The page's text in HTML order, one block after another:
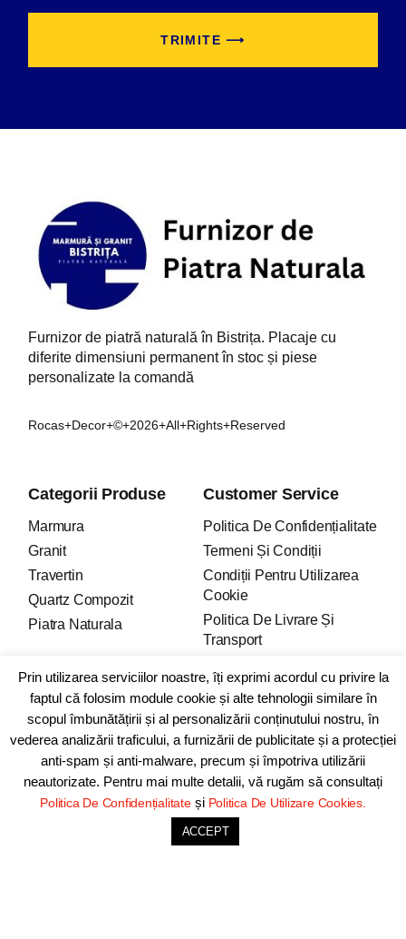
TRIMITE ⟶
Furnizor de piatră naturală în Bistrița. Placaje cu
diferite dimensiuni permanent în stoc și piese
personalizate la comandă
Rocas+Decor+©+2026+All+Rights+Reserved
Categorii Produse
Marmura
Granit
Travertin
Quartz Compozit
Piatra Naturala
Customer Service
Politica De Confidențialitate
Termeni Și Condiții
Condiții Pentru Utilizarea
Cookie
Politica De Livrare Și
Transport
Retragere
FORMULAR DE
RETRAGERE
Social Links Contact Info
+40 736 388 208
Prin utilizarea serviciilor noastre, îți exprimi acordul cu privire la
faptul că folosim module cookie și alte tehnologii similare în
scopul îmbunătățirii și al personalizării conținutului nostru, în
vederea analizării traficului, a furnizării de publicitate și a protecției
anti-spam și anti-malware, precum și împotriva utilizării
neautorizate. Pentru mai multe detalii, vă rugăm să consultați
Politica De Confidențialitateși Politica De Utilizare Cookies.
ACCEPT